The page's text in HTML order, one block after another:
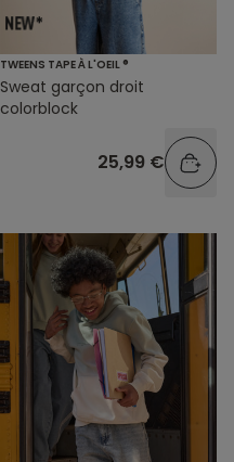
TWEENS TAPE À L'OEIL ®
Sweat garçon droit
colorblock
25,99 €